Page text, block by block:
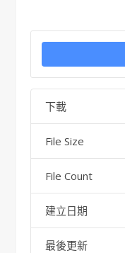
下載
File Size
File Count
建立日期
最後更新